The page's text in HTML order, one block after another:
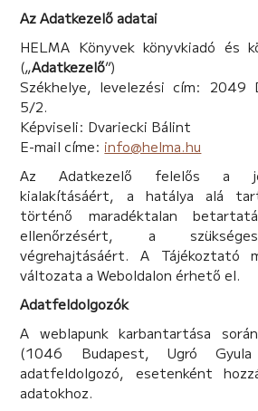
Az Adatkezelő adatai
HELMA Könyvek könyvkiadó és
(„Adatkezelő”)
Székhelye, levelezési cím: 2049
5/2.
Képviseli: Dvariecki Bálint
E-mail címe: info@helma.hu
Az Adatkezelő felelős a
kialakításáért, a hatálya alá
történő maradéktalan
ellenőrzésért, a
végrehajtásáért. A Tájékoztató
változata a Weboldalon érhető el.
Adatfeldolgozók
A weblapunk karbantartása
(1046 Budapest, Ugró
adatfeldolgozó, esetenként
adatokhoz.